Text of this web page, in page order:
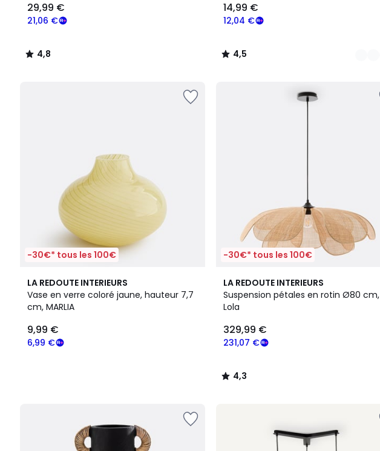
21,06 €
29,99 €
4,8
/
12,04 €
14,99 €
4,5
/
-30€* tous les 100€
LA REDOUTE INTERIEURS
Vase en verre coloré jaune, hauteur 7,7
cm, MARLIA
6,99 €
9,99 €
-30€* tous les 100€
LA REDOUTE INTERIEURS
Suspension pétales en rotin Ø80 cm,
Lola
231,07 €
329,99 €
4,3
/ 5
4,3
/